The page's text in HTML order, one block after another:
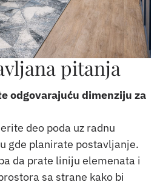
pitanja
odgovarajuću dimenziju za
deo poda uz radnu
gde planirate postavljanje.
da prate liniju elemenata i
sa strane kako bi